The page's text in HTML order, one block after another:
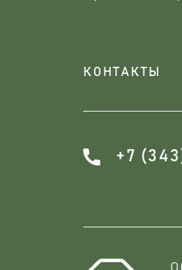
КОНТАКТЫ
+7